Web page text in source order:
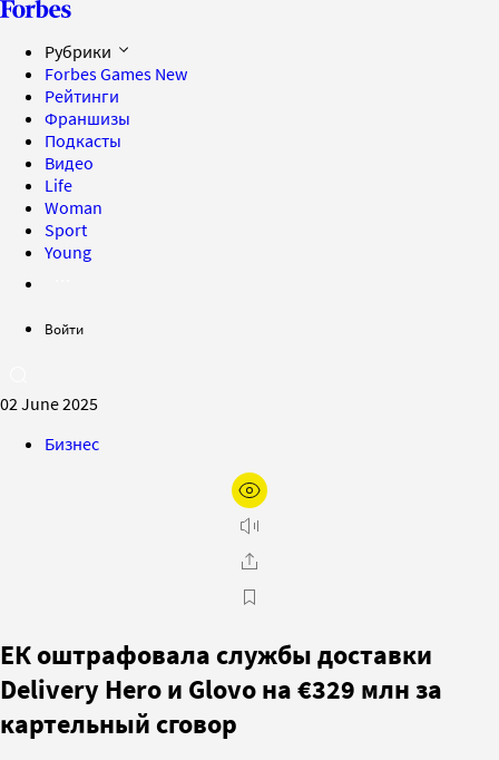
Рубрики
Forbes Games New
Рейтинги
Франшизы
Подкасты
Видео
Life
Woman
Sport
Young
Войти
02 June 2025
Бизнес
ЕК оштрафовала службы доставки
Delivery Hero и Glovo на €329 млн за
картельный сговор